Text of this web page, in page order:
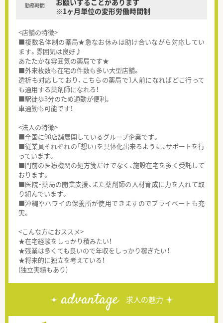
勤務時間
※1ヶ月単位の変形労働時間制
<店舗の特徴>
■複数名体制の薬局★急なお休みは助け合いながら対応してい
ます。雰囲気は良好♪
あたたかな雰囲気の薬局です★
■外来枚数も在宅の件数も多い大型店舗。
透析も対応しており、こちらの薬局で1人前になればどこ行って
も通用する薬剤師になれる！
■駅徒歩3分のため通勤が便利。
車通勤も可能です！
<法人の特徴>
■全国に90店舗展開しているグループ企業です。
■従業員それぞれの「想い」を具体化出来るように、サポートを行
っています。
■門前の医療機関の処方箋だけでなく、施設在宅を多く受託して
おります。
■医院・薬局の開業支援、また薬剤師の人材育成に力を入れて取
り組んでいます。
■沖縄やハワイの保養所が使用できますのでプライベートも充
実。
<こんな方におススメ>
★在宅経験をしっかり積みたい！
★残業は多くても良いので年収をしっかり稼ぎたい！
★将来的に独立を考えている！
(独立実績もあり)
advantage 求人の魅力